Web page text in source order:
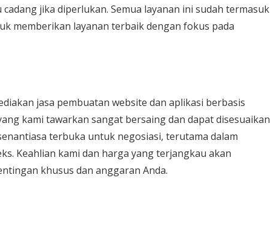
jika diperlukan. Semua layanan ini sudah termasuk
memberikan layanan terbaik dengan fokus pada
jasa pembuatan website dan aplikasi berbasis
kami tawarkan sangat bersaing dan dapat disesuaikan
terbuka untuk negosiasi, terutama dalam
Keahlian kami dan harga yang terjangkau akan
khusus dan anggaran Anda.